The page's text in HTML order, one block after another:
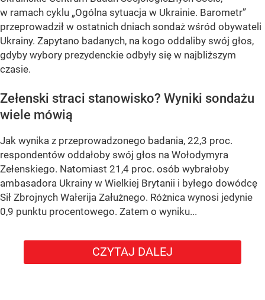
w ramach cyklu „Ogólna sytuacja w Ukrainie. Barometr”
przeprowadził w ostatnich dniach sondaż wśród obywateli
Ukrainy. Zapytano badanych, na kogo oddaliby swój głos,
gdyby wybory prezydenckie odbyły się w najbliższym
czasie.
Zełenski straci stanowisko? Wyniki sondażu
wiele mówią
Jak wynika z przeprowadzonego badania, 22,3 proc.
respondentów oddałoby swój głos na Wołodymyra
Zełenskiego. Natomiast 21,4 proc. osób wybrałoby
ambasadora Ukrainy w Wielkiej Brytanii i byłego dowódcę
Sił Zbrojnych Wałerija Załużnego. Różnica wynosi jedynie
0,9 punktu procentowego. Zatem o wyniku...
CZYTAJ DALEJ